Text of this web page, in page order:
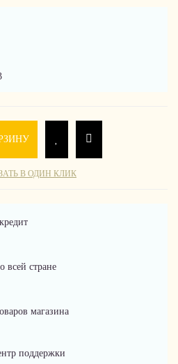
В ОДИН КЛИК
всей стране
магазина
поддержки